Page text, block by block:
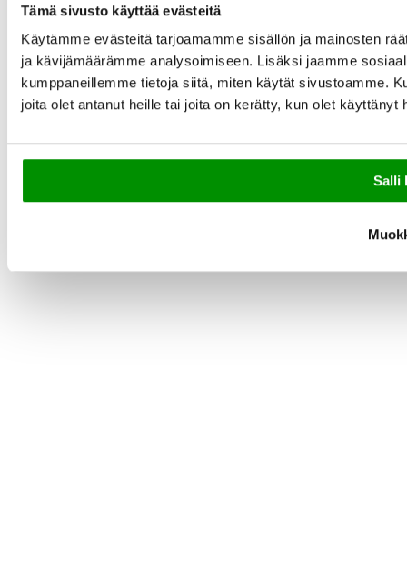
Tämä sivusto käyttää evästeitä
Käytämme evästeitä tarjoamamme sisällön ja mainosten
ja kävijämäärämme analysoimiseen. Lisäksi jaamme
kumppaneillemme tietoja siitä, miten käytät sivustoamme.
joita olet antanut heille tai joita on kerätty, kun olet käyttänyt
Salli